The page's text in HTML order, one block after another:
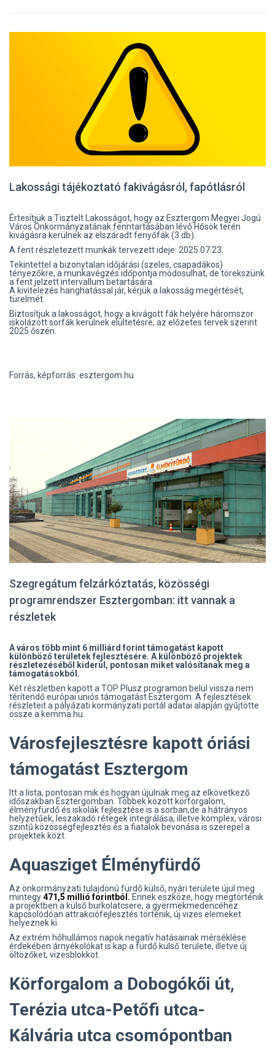
Lakossági tájékoztató fakivágásról, fapótlásról
Értesítjük a Tisztelt Lakosságot, hogy az Esztergom Megyei Jogú
Város Önkormányzatának fenntartásában lévő Hősök terén
kivágásra kerülnek az elszáradt fenyőfák (3 db).
A fent részletezett munkák tervezett ideje: 2025.07.23.
Tekintettel a bizonytalan időjárási (szeles, csapadákos)
tényezőkre, a munkavégzés időpontja módosulhat, de törekszünk
a fent jelzett intervallum betartására.
A kivitelezés hanghatással jár, kérjük a lakosság megértését,
türelmét.
Biztosítjuk a lakosságot, hogy a kivágott fák helyére háromszor
iskolázott sorfák kerülnek elültetésre, az előzetes tervek szerint
2025 őszén.
Forrás, képforrás: esztergom.hu
Szegregátum felzárkóztatás, közösségi
programrendszer Esztergomban: itt vannak a
részletek
A város több mint 6 milliárd forint támogatást kapott
különböző területek fejlesztésére. A különböző projektek
részletezéséből kiderül, pontosan miket valósítanak meg a
támogatásokból.
Két részletben kapott a TOP Plusz programon belül vissza nem
térítendő európai uniós támogatást Esztergom. A fejlesztések
részleteit a pályázati kormányzati portál adatai alapján gyűjtötte
össze a kemma.hu.
Városfejlesztésre kapott óriási
támogatást Esztergom
Itt a lista, pontosan mik és hogyan újulnak meg az elkövetkező
időszakban Esztergomban. Többek között körforgalom,
élményfürdő és iskolák fejlesztése is a sorban,de a hátrányos
helyzetűek, leszakadó rétegek integrálása, illetve komplex, városi
szintű közösségfejlesztés és a fiatalok bevonása is szerepel a
projektek közt.
Aquasziget Élményfürdő
Az önkormányzati tulajdonú fürdő külső, nyári területe újul meg
mintegy471,5 millió forintból. Ennek eszköze, hogy megtörténik
a projektben a külső burkolatcsere, a gyermekmedencéhez
kapcsolódóan attrakciófejlesztés történik, új vizes elemeket
helyeznek ki.
Az extrém hőhullámos napok negatív hatásainak mérséklése
érdekében árnyékolókat is kap a fürdő külső területe, illetve új
öltözőket, vizesblokkot.
Körforgalom a Dobogókői út,
Terézia utca-Petőfi utca-
Kálvária utca csomópontban